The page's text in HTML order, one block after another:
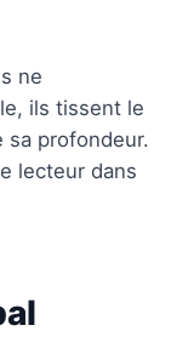
ne
ils tissent le
profondeur.
lecteur dans